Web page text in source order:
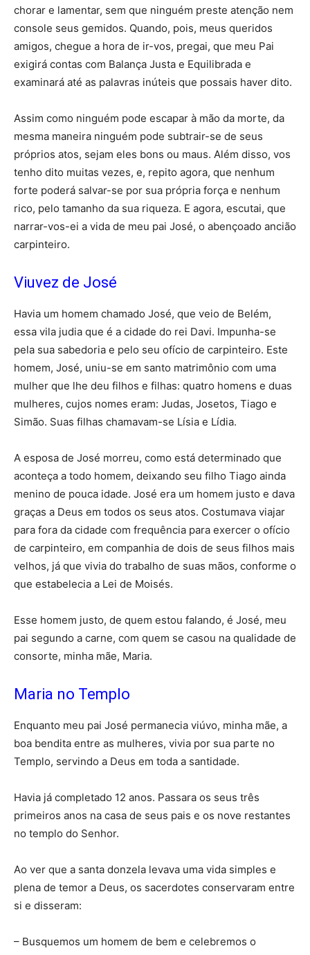
chorar e lamentar, sem que ninguém preste atenção nem
console seus gemidos. Quando, pois, meus queridos
amigos, chegue a hora de ir-vos, pregai, que meu Pai
exigirá contas com Balança Justa e Equilibrada e
examinará até as palavras inúteis que possais haver dito.
Assim como ninguém pode escapar à mão da morte, da
mesma maneira ninguém pode subtrair-se de seus
próprios atos, sejam eles bons ou maus. Além disso, vos
tenho dito muitas vezes, e, repito agora, que nenhum
forte poderá salvar-se por sua própria força e nenhum
rico, pelo tamanho da sua riqueza. E agora, escutai, que
narrar-vos-ei a vida de meu pai José, o abençoado ancião
carpinteiro.
Viuvez de José
Havia um homem chamado José, que veio de Belém,
essa vila judia que é a cidade do rei Davi. Impunha-se
pela sua sabedoria e pelo seu ofício de carpinteiro. Este
homem, José, uniu-se em santo matrimônio com uma
mulher que lhe deu filhos e filhas: quatro homens e duas
mulheres, cujos nomes eram: Judas, Josetos, Tiago e
Simão. Suas filhas chamavam-se Lísia e Lídia.
A esposa de José morreu, como está determinado que
aconteça a todo homem, deixando seu filho Tiago ainda
menino de pouca idade. José era um homem justo e dava
graças a Deus em todos os seus atos. Costumava viajar
para fora da cidade com frequência para exercer o ofício
de carpinteiro, em companhia de dois de seus filhos mais
velhos, já que vivia do trabalho de suas mãos, conforme o
que estabelecia a Lei de Moisés.
Esse homem justo, de quem estou falando, é José, meu
pai segundo a carne, com quem se casou na qualidade de
consorte, minha mãe, Maria.
Maria no Templo
Enquanto meu pai José permanecia viúvo, minha mãe, a
boa bendita entre as mulheres, vivia por sua parte no
Templo, servindo a Deus em toda a santidade.
Havia já completado 12 anos. Passara os seus três
primeiros anos na casa de seus pais e os nove restantes
no templo do Senhor.
Ao ver que a santa donzela levava uma vida simples e
plena de temor a Deus, os sacerdotes conservaram entre
si e disseram:
– Busquemos um homem de bem e celebremos o